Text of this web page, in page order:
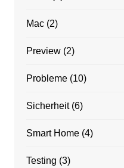
Mac(2)
Preview(2)
Probleme(10)
Sicherheit(6)
Smart Home(4)
Testing (3)